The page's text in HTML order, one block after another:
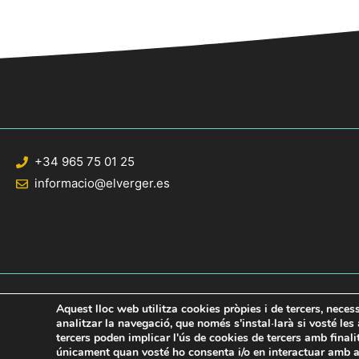
+34 965 75 01 25
informacio@elverger.es
© 2020 Web desarrollada por el Servicio de Informática de Diputación de
Aquest lloc web utilitza cookies pròpies i de tercers,
analitzar la navegació, que només s'instal·larà si vosté
tercers poden implicar l'ús de cookies de tercers amb
únicament quan vosté ho consenta i/o en interactuar